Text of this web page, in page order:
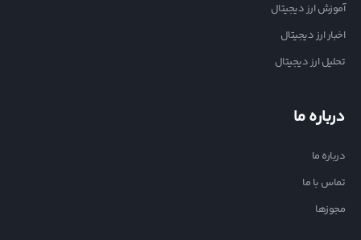
آموزش ارز دیجیتال
اخبار ارز دیجیتال
تحلیل ارز دیجیتال
درباره ما
درباره ما
تماس با ما
مجوزها